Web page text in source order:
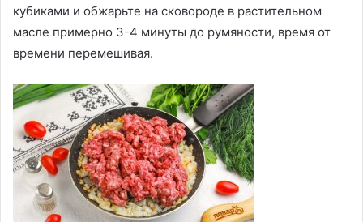
кубиками и обжарьте на сковороде в растительном
масле примерно 3-4 минуты до румяности, время от
времени перемешивая.